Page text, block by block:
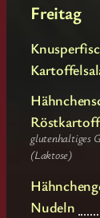
Freitag
glutenhaltiges
(Laktose)
Nudeln